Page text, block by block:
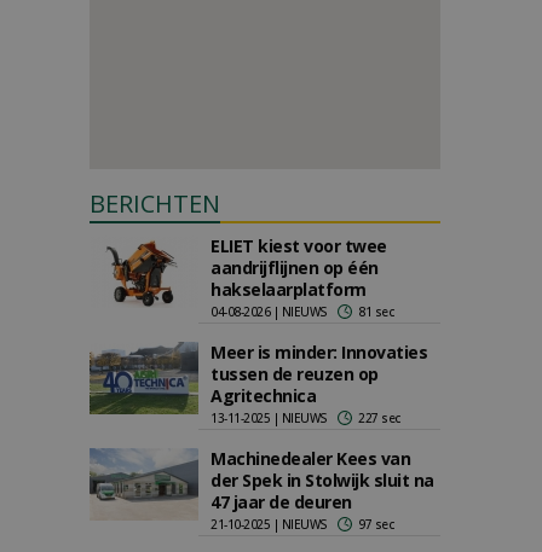
BERICHTEN
ELIET kiest voor twee
aandrijflijnen op één
hakselaarplatform
04-08-2026 | NIEUWS 81 sec
Meer is minder: Innovaties
tussen de reuzen op
Agritechnica
13-11-2025 | NIEUWS 227 sec
Machinedealer Kees van
der Spek in Stolwijk sluit na
47 jaar de deuren
21-10-2025 | NIEUWS 97 sec